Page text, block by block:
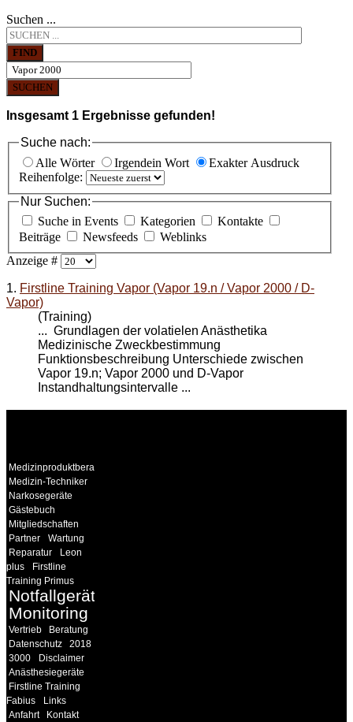
Suchen ...
FIND
SUCHEN
Insgesamt 1 Ergebnisse gefunden!
Suche nach:
Alle Wörter
Irgendein Wort
Exakter Ausdruck
Reihenfolge:
Nur Suchen:
Suche in Events
Kategorien
Kontakte
Beiträge
Newsfeeds
Weblinks
Anzeige #
1. Firstline Training Vapor (Vapor 19.n / Vapor 2000 / D-
Vapor)
(Training)
... Grundlagen der volatielen Anästhetika
Medizinische Zweckbestimmung
Funktionsbeschreibung Unterschiede zwischen
Vapor 19.n; Vapor 2000 und D-Vapor
Instandhaltungsintervalle ...
Medizinproduktberater
Medizin-Techniker
Narkosegeräte
Gästebuch
Mitgliedschaften
Partner
Wartung
Reparatur
Leon
plus
Firstline
Training Primus
Notfallgeräte
Monitoring
Vertrieb
Beratung
Datenschutz
2018
3000
Disclaimer
Anästhesiegeräte
Firstline Training
Fabius
Links
Anfahrt
Kontakt